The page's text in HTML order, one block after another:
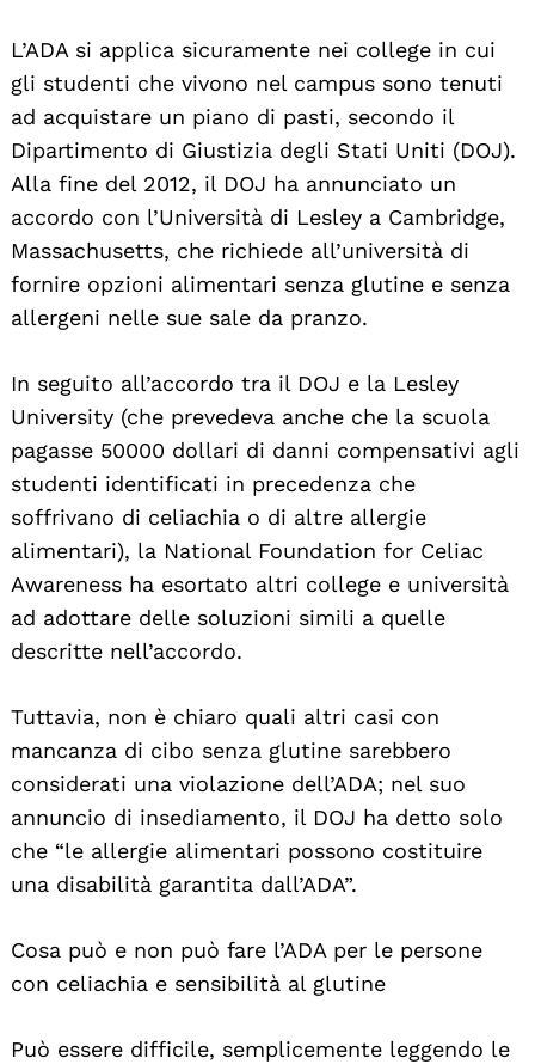
L’ADA si applica sicuramente nei college in cui
gli studenti che vivono nel campus sono tenuti
ad acquistare un piano di pasti, secondo il
Dipartimento di Giustizia degli Stati Uniti (DOJ).
Alla fine del 2012, il DOJ ha annunciato un
accordo con l’Università di Lesley a Cambridge,
Massachusetts, che richiede all’università di
fornire opzioni alimentari senza glutine e senza
allergeni nelle sue sale da pranzo.
In seguito all’accordo tra il DOJ e la Lesley
University (che prevedeva anche che la scuola
pagasse 50000 dollari di danni compensativi agli
studenti identificati in precedenza che
soffrivano di celiachia o di altre allergie
alimentari), la National Foundation for Celiac
Awareness ha esortato altri college e università
ad adottare delle soluzioni simili a quelle
descritte nell’accordo.
Tuttavia, non è chiaro quali altri casi con
mancanza di cibo senza glutine sarebbero
considerati una violazione dell’ADA; nel suo
annuncio di insediamento, il DOJ ha detto solo
che “le allergie alimentari possono costituire
una disabilità garantita dall’ADA”.
Cosa può e non può fare l’ADA per le persone
con celiachia e sensibilità al glutine
Può essere difficile, semplicemente leggendo le